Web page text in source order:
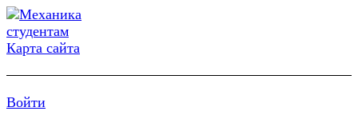
Карта сайта
Войти